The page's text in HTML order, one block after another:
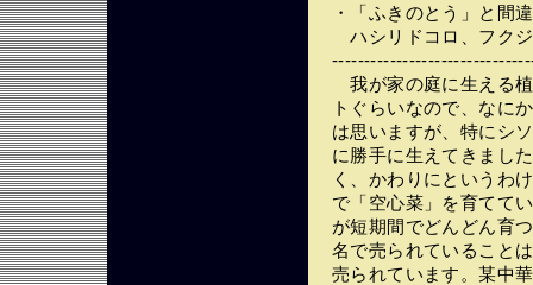
・「ふきのとう」と間
ハシリドコロ、フク
我が家の庭に生える
トぐらいなので、なに
は思いますが、特にシ
に勝手に生えてきまし
く、かわりにというわ
で「空心菜」を育てて
が短期間でどんどん育
名で売られていること
売られています。某中